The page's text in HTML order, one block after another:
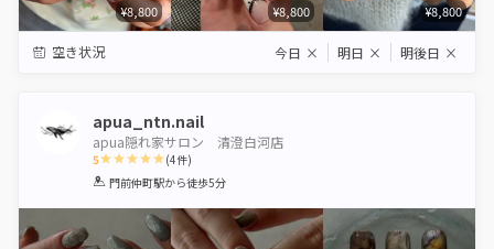
¥8,800 ¥8,800 ¥8,800
空き状況 今日 × 明日 × 明後日 ×
apua_ntn.nail
apua隠れ家サロン 清澄白河店
5
1 2 3 4 5
(4件)
門前仲町駅から徒歩5分